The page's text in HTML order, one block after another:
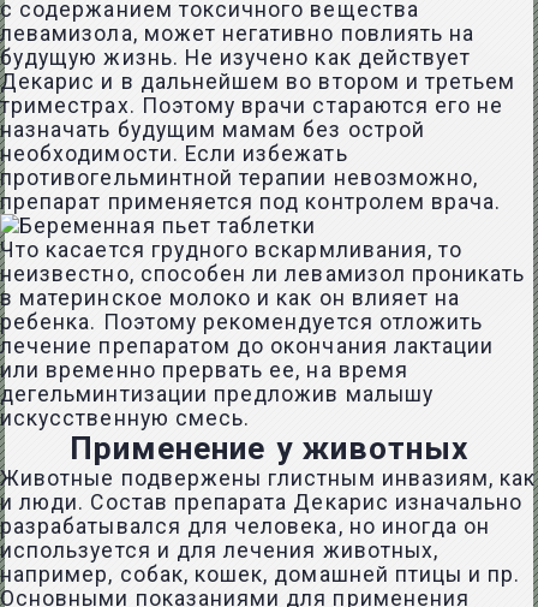
с содержанием токсичного вещества
левамизола, может негативно повлиять на
будущую жизнь. Не изучено как действует
Декарис и в дальнейшем во втором и третьем
триместрах. Поэтому врачи стараются его не
назначать будущим мамам без острой
необходимости. Если избежать
противогельминтной терапии невозможно,
препарат применяется под контролем врача.
Что касается грудного вскармливания, то
неизвестно, способен ли левамизол проникать
в материнское молоко и как он влияет на
ребенка. Поэтому рекомендуется отложить
лечение препаратом до окончания лактации
или временно прервать ее, на время
дегельминтизации предложив малышу
искусственную смесь.
Применение у животных
Животные подвержены глистным инвазиям, как
и люди. Состав препарата Декарис изначально
разрабатывался для человека, но иногда он
используется и для лечения животных,
например, собак, кошек, домашней птицы и пр.
Основными показаниями для применения